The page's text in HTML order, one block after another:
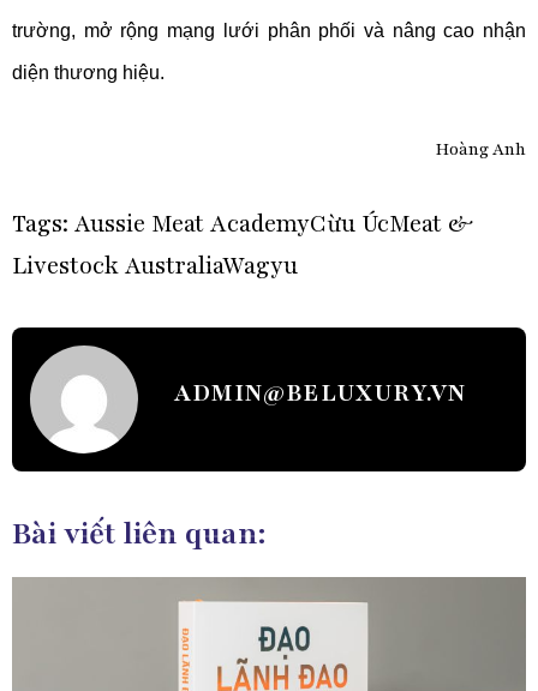
trường, mở rộng mạng lưới phân phối và nâng cao nhận
diện thương hiệu.
Hoàng Anh
Tags: Aussie Meat AcademyCừu ÚcMeat &
Livestock AustraliaWagyu
ADMIN@BELUXURY.VN
Bài viết liên quan: